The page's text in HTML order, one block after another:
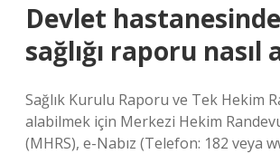
Devlet
sağlığı raporu nasıl
Sağlık Kurulu Raporu ve Tek Hekim
alabilmek için Merkezi Hekim
(MHRS), e-Nabız (Telefon: 182 veya